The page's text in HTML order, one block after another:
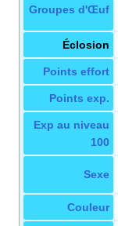
Groupes d'Œuf
Éclosion
Points effort
Points exp.
Exp au niveau
100
Sexe
Couleur